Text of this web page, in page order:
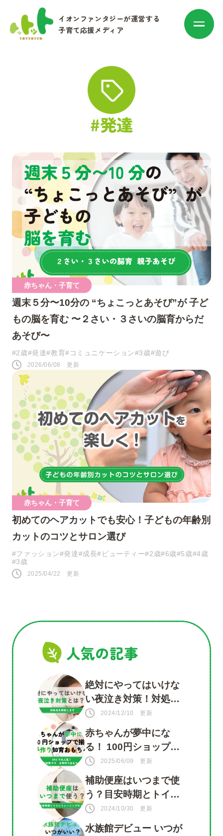
イオンファンタジーが運営する
子育て応援メディア
カテゴリ別に探す
マネー
お出かけ・トレンド
その他
人気のキーワード
#0歳 #接し方 #悩み #寝かしつけ
#1歳
#育児の不安 #お祝い #お世話
#おうち遊び #コミュニケーション
#パパ #夜泣き
SNS
このページをシェアする
ツイート
LINE
#発達
赤ちゃん・子育て
週末５分〜10分の “ちょこっとあそび”が 子ど
もの脳を育む 〜２さい・３さいの脳育からだ
あそび〜
#2歳#発達#教育#コミュニケーション#3歳#遊び
2026/06/08 更新
赤ちゃん・子育て
初めてのヘアカットでも安心！子どもの年齢別
カットのコツとサロン選び
#ファッション#発達#成長#ビューティー#2歳#6歳#5歳#4歳
#3歳
2025/04/22 更新
人気の記事
絶対にやってはいけな
い夜泣き対策！対処法
を知って赤ちゃんもマ
マも安心
2024/12/10 更新
赤ちゃんが夢中にな
る！ 100円ショップで
揃う 手づくり知育おも
ちゃ
2025/06/09 更新
補助便座はいつまで使
う？目安時期とトイレ
トレーニングのコツ
2024/10/30 更新
水族館デビュー いつが